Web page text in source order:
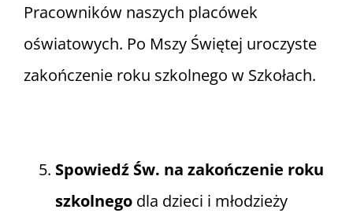
Pracowników naszych placówek
oświatowych. Po Mszy Świętej uroczyste
zakończenie roku szkolnego w Szkołach.
Spowiedź Św. na zakończenie roku
szkolnego dla dzieci i młodzieży